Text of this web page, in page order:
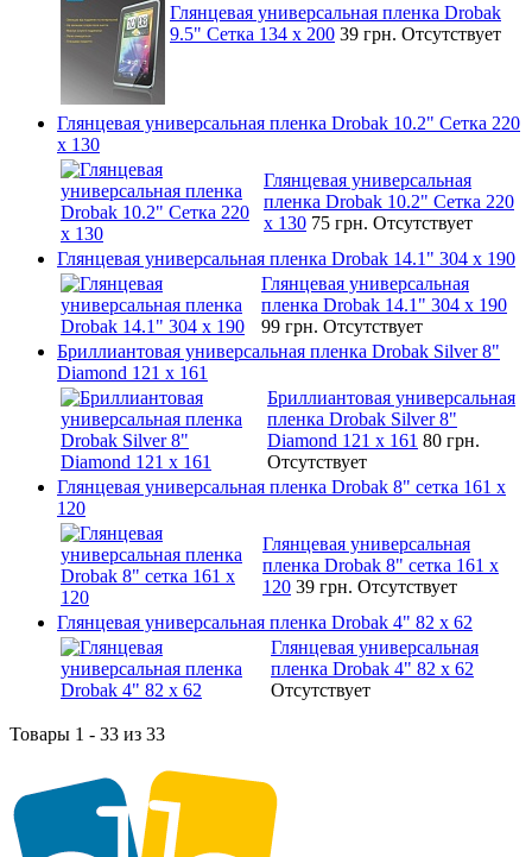
Глянцевая универсальная пленка Drobak
9.5" Сетка 134 x 200 39 грн. Отсутствует
Глянцевая универсальная пленка Drobak 10.2" Сетка 220
x 130
Глянцевая универсальная
пленка Drobak 10.2" Сетка 220
x 130 75 грн. Отсутствует
Глянцевая универсальная пленка Drobak 14.1" 304 х 190
Глянцевая универсальная
пленка Drobak 14.1" 304 х 190
99 грн. Отсутствует
Бриллиантовая универсальная пленка Drobak Silver 8"
Diamond 121 х 161
Бриллиантовая универсальная
пленка Drobak Silver 8"
Diamond 121 х 161 80 грн.
Отсутствует
Глянцевая универсальная пленка Drobak 8" сетка 161 х
120
Глянцевая универсальная
пленка Drobak 8" сетка 161 х
120 39 грн. Отсутствует
Глянцевая универсальная пленка Drobak 4" 82 x 62
Глянцевая универсальная
пленка Drobak 4" 82 x 62
Отсутствует
Товары 1 - 33 из 33